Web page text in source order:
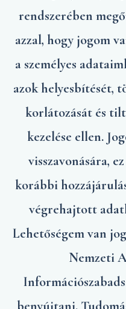
rendszerében
azzal, hogy jogom
a személyes
azok helyesbítését,
korlátozását és
kezelése ellen.
visszavonására,
korábbi
végrehajtott
Lehetőségem van
Nemzeti